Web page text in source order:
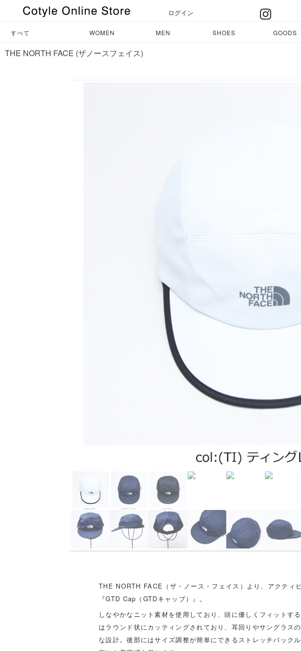
ログイン
すべて WOMEN MEN SHOES GOODS
THE NORTH FACE (ザノースフェイス)
THE NORTH FACE（ザ・ノース・フェイス）より、アクティ
『GTD Cap（GTDキャップ）』。
しなやかなニット素材を使用しており、頭に優しくフィットす
はラウンド状にカッティングされており、耳回りやサングラス
な設計。後部にはサイズ調整が簡単にできるストレッチバック